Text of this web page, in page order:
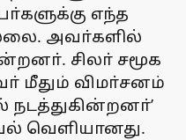
எந்த
அவா்களில்
சிலா் சமூக
மீதும் விமா்சனம்
நடத்துகின்றனா்’
வெளியானது.